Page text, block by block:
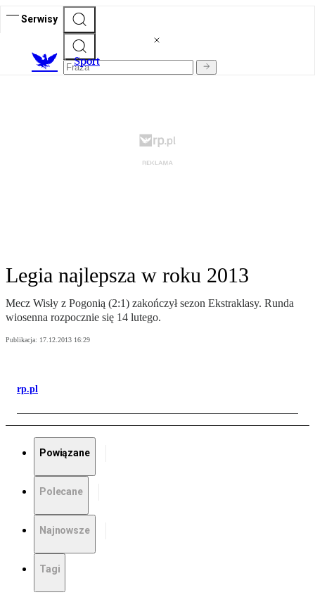
Serwisy
Sport
Legia najlepsza w roku 2013
Mecz Wisły z Pogonią (2:1) zakończył sezon Ekstraklasy. Runda
wiosenna rozpocznie się 14 lutego.
Publikacja: 17.12.2013 16:29
rp.pl
Powiązane
Polecane
Najnowsze
Tagi